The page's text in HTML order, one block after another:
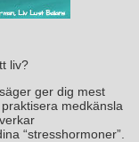
liv?
ger dig mest
medkänsla
“stresshormoner”.